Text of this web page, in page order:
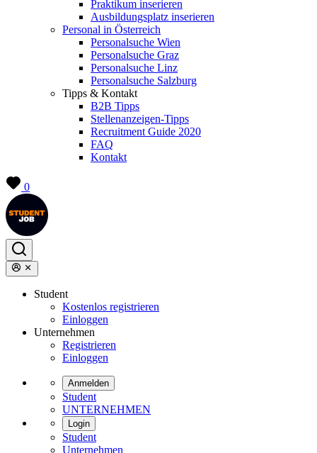
Praktikum inserieren
Ausbildungsplatz inserieren
Personal in Österreich
Personalsuche Wien
Personalsuche Graz
Personalsuche Linz
Personalsuche Salzburg
Tipps & Kontakt
B2B Tipps
Stellenanzeigen-Tipps
Recruitment Guide 2020
FAQ
Kontakt
0
Student
Kostenlos registrieren
Einloggen
Unternehmen
Registrieren
Einloggen
Anmelden
Student
UNTERNEHMEN
Login
Student
Unternehmen